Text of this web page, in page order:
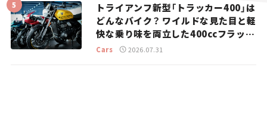
トライアンフ新型「トラッカー400」は
どんなバイク？ ワイルドな見た目と軽
快な乗り味を両立した400ccフラット
トラッカー【試乗レビュー】
Cars 2026.07.31